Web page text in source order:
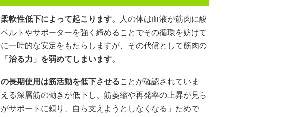
軟性低下によって起こります。
人の体は血液が筋肉に酸
ルトやサポーターを強く締めることでその循環を妨げて
一時的な安定をもたらしますが、その代償として筋肉の
「治る力」を弱めてしまいます。
長期使用は筋活動を低下させることが確認されていま
る深層筋の働きが低下し、筋萎縮や再発率の上昇が見ら
サポートに頼り、自ら支えようとしなくなる」ためで